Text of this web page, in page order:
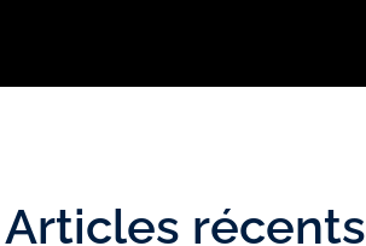
Articles récents